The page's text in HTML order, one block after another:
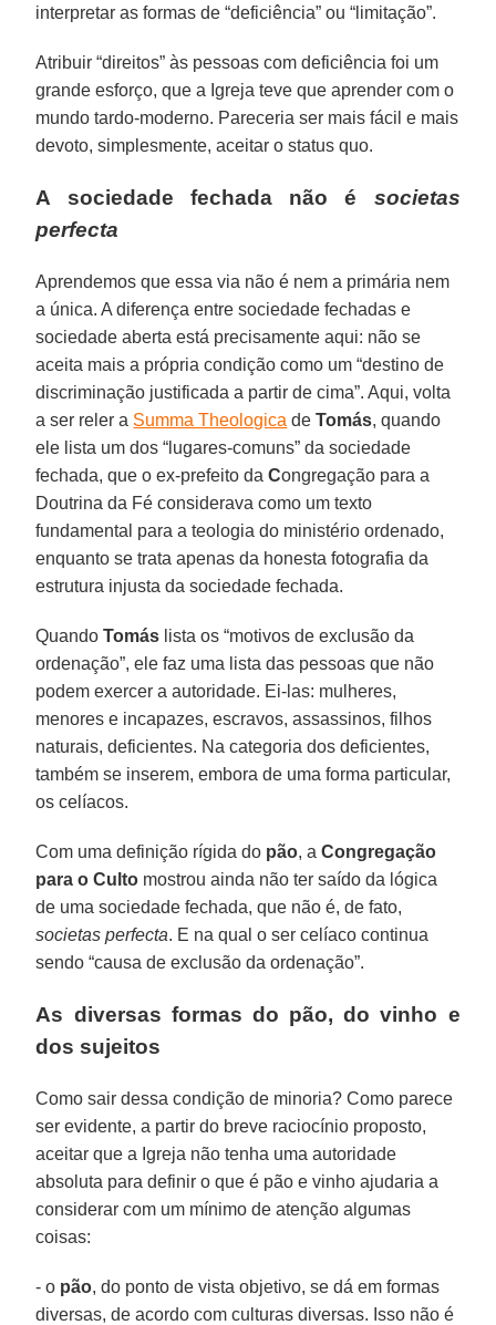
interpretar as formas de “deficiência” ou “limitação”.
Atribuir “direitos” às pessoas com deficiência foi um
grande esforço, que a Igreja teve que aprender com o
mundo tardo-moderno. Pareceria ser mais fácil e mais
devoto, simplesmente, aceitar o status quo.
A sociedade fechada não é societas
perfecta
Aprendemos que essa via não é nem a primária nem
a única. A diferença entre sociedade fechadas e
sociedade aberta está precisamente aqui: não se
aceita mais a própria condição como um “destino de
discriminação justificada a partir de cima”. Aqui, volta
a ser reler a Summa Theologica deTomás, quando
ele lista um dos “lugares-comuns” da sociedade
fechada, que o ex-prefeito daCongregação para a
Doutrina da Fé considerava como um texto
fundamental para a teologia do ministério ordenado,
enquanto se trata apenas da honesta fotografia da
estrutura injusta da sociedade fechada.
QuandoTomás lista os “motivos de exclusão da
ordenação”, ele faz uma lista das pessoas que não
podem exercer a autoridade. Ei-las: mulheres,
menores e incapazes, escravos, assassinos, filhos
naturais, deficientes. Na categoria dos deficientes,
também se inserem, embora de uma forma particular,
os celíacos.
Com uma definição rígida do pão, aCongregação
para o Culto mostrou ainda não ter saído da lógica
de uma sociedade fechada, que não é, de fato,
societas perfecta. E na qual o ser celíaco continua
sendo “causa de exclusão da ordenação”.
As diversas formas do pão, do vinho e
dos sujeitos
Como sair dessa condição de minoria? Como parece
ser evidente, a partir do breve raciocínio proposto,
aceitar que a Igreja não tenha uma autoridade
absoluta para definir o que é pão e vinho ajudaria a
considerar com um mínimo de atenção algumas
coisas:
- o pão, do ponto de vista objetivo, se dá em formas
diversas, de acordo com culturas diversas. Isso não é